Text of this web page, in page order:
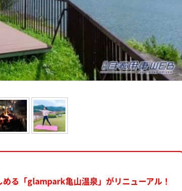
る「glampark亀山温泉」がリニューアル！